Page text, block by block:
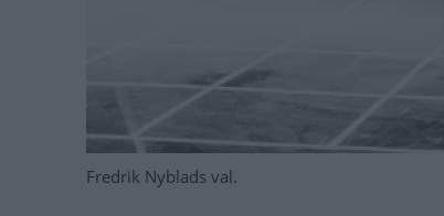
Fredrik Nyblads val.